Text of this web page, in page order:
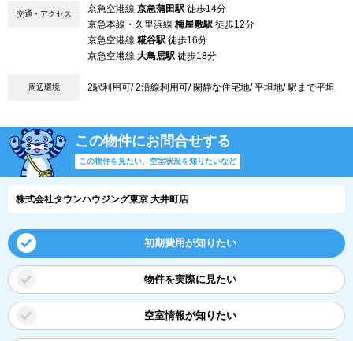
交通・アクセス 京急空港線 京急蒲田駅 徒歩14分
京急本線・久里浜線 梅屋敷駅 徒歩12分
京急空港線 糀谷駅 徒歩16分
京急空港線 大鳥居駅 徒歩18分
周辺環境 2駅利用可/ 2沿線利用可/ 閑静な住宅地/ 平坦地/ 駅まで平坦
この物件にお問合せする
この物件を見たい、空室状況を知りたいなど
株式会社タウンハウジング東京 大井町店
初期費用が知りたい
物件を実際に見たい
空室情報が知りたい